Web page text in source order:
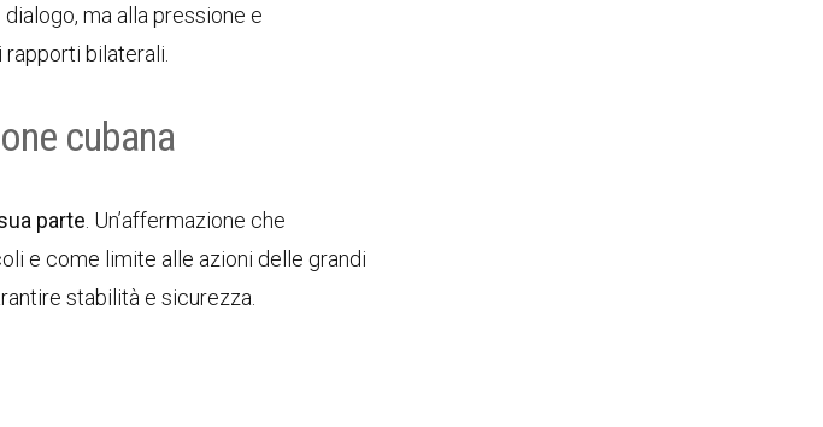
ma alla pressione e
bilaterali.
cubana
parte . Un’affermazione che
e come limite alle azioni delle grandi
stabilità e sicurezza.